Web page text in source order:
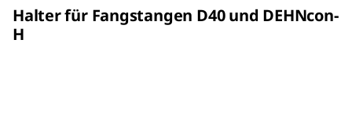
Halter für Fangstangen D40 und DEHNcon-
H